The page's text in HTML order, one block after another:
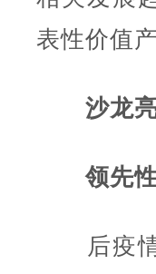
表性价值
沙龙
领先
后疫情